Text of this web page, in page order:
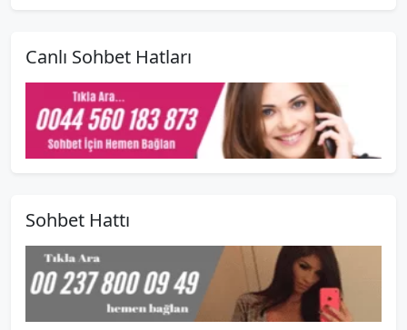
Canlı Sohbet Hatları
Sohbet Hattı